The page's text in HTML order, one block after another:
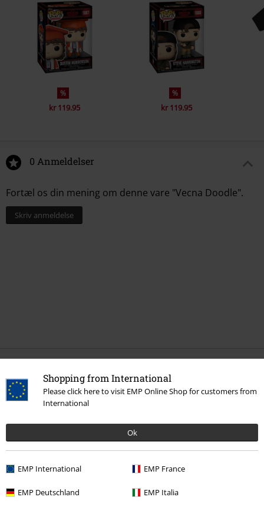
Shopping from International
Please click here to visit EMP Online Shop for customers from
International
Ok
EMP International EMP France
EMP Deutschland EMP Italia
%
kr 119.95
%
kr 119.95
0 Anmeldelser
Fortæl os din mening om denne vare "Vecna Doodle".
Skriv anmeldelse
Frakr 479.95